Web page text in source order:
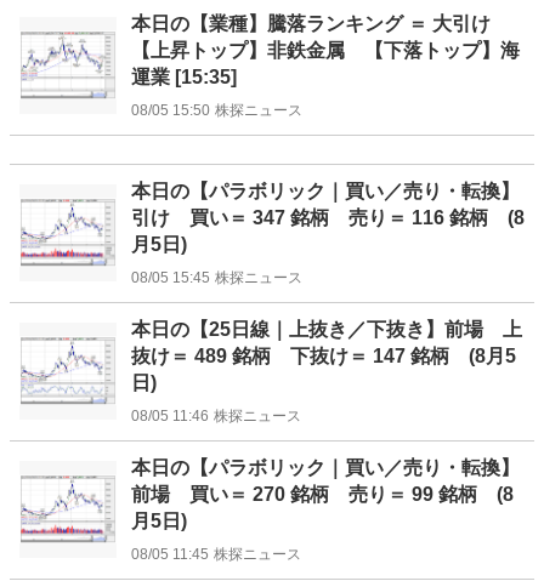
本日の【業種】騰落ランキング ＝ 大引け
【上昇トップ】非鉄金属 【下落トップ】海
運業 [15:35]
08/05 15:50 株探ニュース
本日の【パラボリック｜買い／売り・転換】
引け 買い＝ 347 銘柄 売り＝ 116 銘柄 (8
月5日)
08/05 15:45 株探ニュース
本日の【25日線｜上抜き／下抜き】前場 上
抜け＝ 489 銘柄 下抜け＝ 147 銘柄 (8月5
日)
08/05 11:46 株探ニュース
本日の【パラボリック｜買い／売り・転換】
前場 買い＝ 270 銘柄 売り＝ 99 銘柄 (8
月5日)
08/05 11:45 株探ニュース